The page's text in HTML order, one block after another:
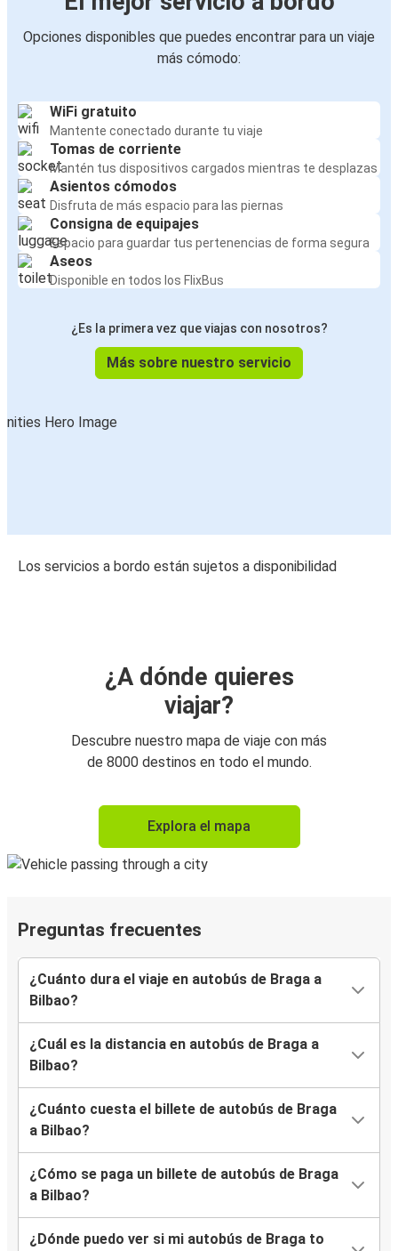
Opciones disponibles que puedes encontrar para un viaje
más cómodo:
WiFi gratuito
Mantente conectado durante tu viaje
Tomas de corriente
Mantén tus dispositivos cargados mientras te desplazas
Asientos cómodos
Disfruta de más espacio para las piernas
Consigna de equipajes
Espacio para guardar tus pertenencias de forma segura
Aseos
Disponible en todos los FlixBus
¿Es la primera vez que viajas con nosotros?
Más sobre nuestro servicio
Los servicios a bordo están sujetos a disponibilidad
¿A dónde quieres
viajar?
Descubre nuestro mapa de viaje con más
de 8000 destinos en todo el mundo.
Explora el mapa
Preguntas frecuentes
¿Cuánto dura el viaje en autobús de Braga a
Bilbao?
¿Cuál es la distancia en autobús de Braga a
Bilbao?
¿Cuánto cuesta el billete de autobús de Braga
a Bilbao?
¿Cómo se paga un billete de autobús de Braga
a Bilbao?
¿Dónde puedo ver si mi autobús de Braga to